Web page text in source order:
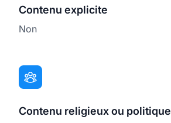
Contenu explicite
Non
Contenu religieux ou politique